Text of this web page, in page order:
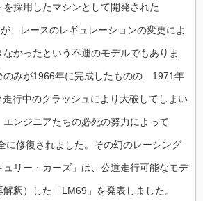
採用したマシンとして開発された
、レースのレギュレーションの変更によ
なかったという不運のモデルでもありま
みが1966年に完成したものの、1971年
行中のクラッシュにより大破してしまい
エンジニアたちの必死の努力によって
に修復されました。その幻のレーシング
リー・カーズ」は、公道走行可能なモデ
釈）した「LM69」を発表しました。